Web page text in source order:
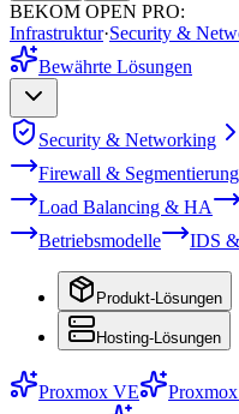
BEKOM OPEN PRO:
Infrastruktur·Security &
Bewährte Lösungen
Security & Networking
Firewall & Segmentierung
Load Balancing & HA
Betriebsmodelle
IDS
Produkt-Lösungen
Hosting-Lösungen
Proxmox VE